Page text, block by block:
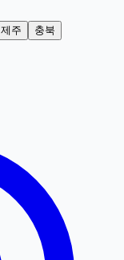
제주 충북